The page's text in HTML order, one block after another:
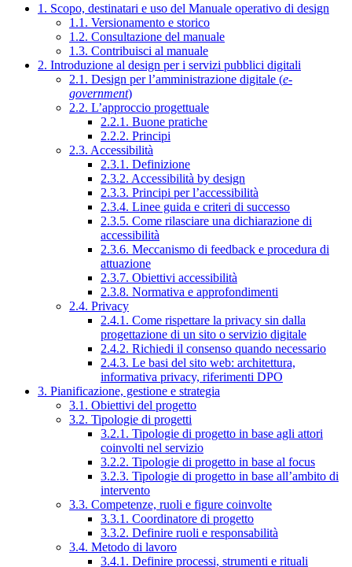
1. Scopo, destinatari e uso del Manuale operativo di design
1.1. Versionamento e storico
1.2. Consultazione del manuale
1.3. Contribuisci al manuale
2. Introduzione al design per i servizi pubblici digitali
2.1. Design per l’amministrazione digitale (e-
government)
2.2. L’approccio progettuale
2.2.1. Buone pratiche
2.2.2. Principi
2.3. Accessibilità
2.3.1. Definizione
2.3.2. Accessibilità by design
2.3.3. Principi per l’accessibilità
2.3.4. Linee guida e criteri di successo
2.3.5. Come rilasciare una dichiarazione di
accessibilità
2.3.6. Meccanismo di feedback e procedura di
attuazione
2.3.7. Obiettivi accessibilità
2.3.8. Normativa e approfondimenti
2.4. Privacy
2.4.1. Come rispettare la privacy sin dalla
progettazione di un sito o servizio digitale
2.4.2. Richiedi il consenso quando necessario
2.4.3. Le basi del sito web: architettura,
informativa privacy, riferimenti DPO
3. Pianificazione, gestione e strategia
3.1. Obiettivi del progetto
3.2. Tipologie di progetti
3.2.1. Tipologie di progetto in base agli attori
coinvolti nel servizio
3.2.2. Tipologie di progetto in base al focus
3.2.3. Tipologie di progetto in base all’ambito di
intervento
3.3. Competenze, ruoli e figure coinvolte
3.3.1. Coordinatore di progetto
3.3.2. Definire ruoli e responsabilità
3.4. Metodo di lavoro
3.4.1. Definire processi, strumenti e rituali